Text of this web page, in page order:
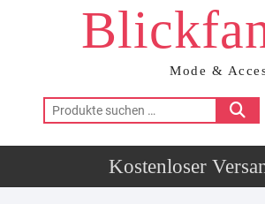
Mode &
Suchen
nach: